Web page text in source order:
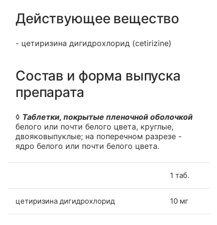
Действующее вещество
- цетиризина дигидрохлорид (cetirizine)
Состав и форма выпуска
препарата
◊ Таблетки, покрытые пленочной оболочкой
белого или почти белого цвета, круглые,
двояковыпуклые; на поперечном разрезе -
ядро белого или почти белого цвета.
1 таб.
цетиризина дигидрохлорид 10 мг